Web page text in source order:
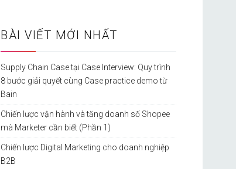
BÀI VIẾT MỚI NHẤT
Supply Chain Case tại Case Interview: Quy trình
8 bước giải quyết cùng Case practice demo từ
Bain
Chiến lược vận hành và tăng doanh số Shopee
mà Marketer cần biết (Phần 1)
Chiến lược Digital Marketing cho doanh nghiệp
B2B